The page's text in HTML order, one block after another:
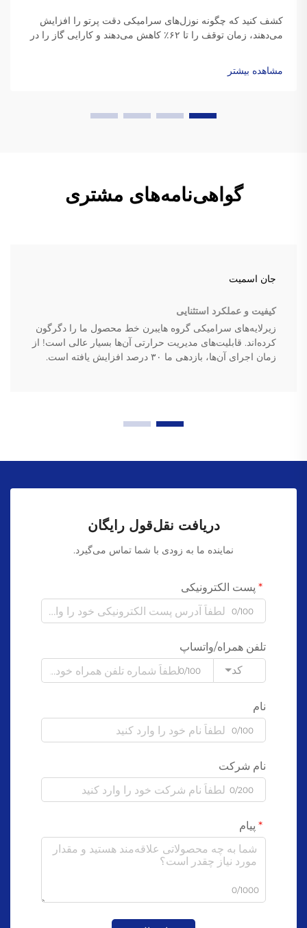
کشف کنید که چگونه نوزل‌های سرامیکی دقت پرتو را افزایش
می‌دهند، زمان توقف را تا ۶۲٪ کاهش می‌دهند و کارایی گاز را در
سرمایه (ROI) و بینش‌های موادی را مشاهده کنید.
مشاهده بیشتر
گواهی‌نامه‌های مشتری
جان اسمیت
کیفیت و عملکرد استثنایی
زیرلایه‌های سرامیکی گروه هایبرن خط محصول ما را دگرگون
کرده‌اند. قابلیت‌های مدیریت حرارتی آن‌ها بسیار عالی است! از
زمان اجرای آن‌ها، بازدهی ما ۳۰ درصد افزایش یافته است.
دریافت نقل‌قول رایگان
نماینده ما به زودی با شما تماس می‌گیرد.
پست الکترونیکی
0/100
تلفن همراه/واتساپ
کد
0/100
نام
0/100
نام شرکت
0/200
پیام
0/1000